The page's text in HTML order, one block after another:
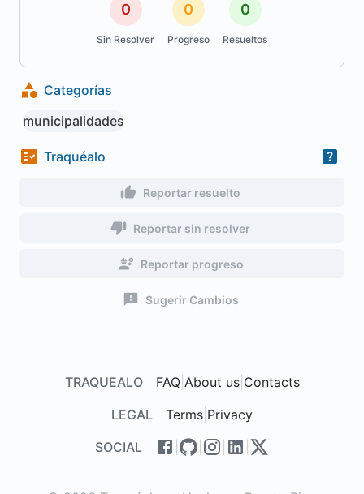
0
Sin Resolver
0
Progreso
0
Resueltos
Categorías
municipalidades
Traquéalo
Reportar resuelto
Reportar sin resolver
Reportar progreso
Sugerir Cambios
TRAQUEALO FAQ| About us| Contacts
LEGAL
Terms Privacy
SOCIAL